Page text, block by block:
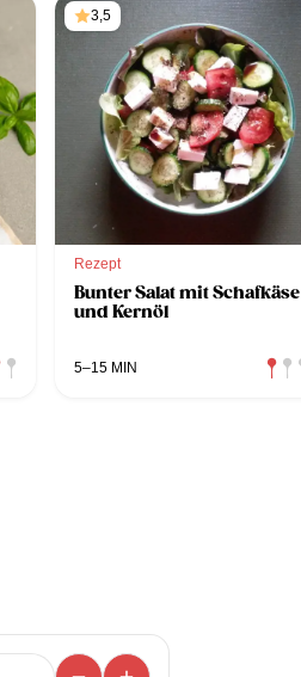
3,5
Rezept
Bunter Salat mit Schafkäse
und Kernöl
5–15 MIN